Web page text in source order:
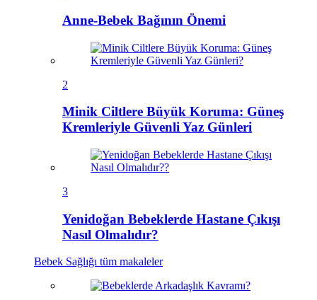
Anne-Bebek Bağının Önemi
2
Minik Ciltlere Büyük Koruma: Güneş
Kremleriyle Güvenli Yaz Günleri
3
Yenidoğan Bebeklerde Hastane Çıkışı
Nasıl Olmalıdır?
Bebek Sağlığı tüm makaleler